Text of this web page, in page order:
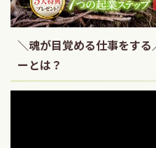
＼魂が目覚める仕事をする
ーとは？